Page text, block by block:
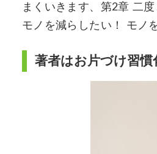
まくいきます、第2章 二
モノを減らしたい！ モノ
著者はお片づけ習